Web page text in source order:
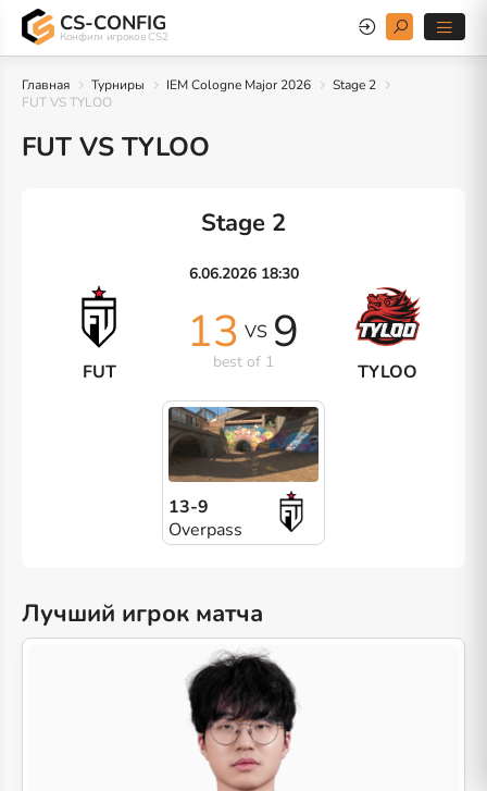
CS-CONFIG
Конфиги игроков CS2
Главная Турниры IEM Cologne Major 2026
Stage 2
FUT VS TYLOO
FUT VS TYLOO
Stage 2
6.06.2026 18:30
FUT
13 VS 9
best of 1 TYLOO
13-9
Overpass
Лучший игрок матча